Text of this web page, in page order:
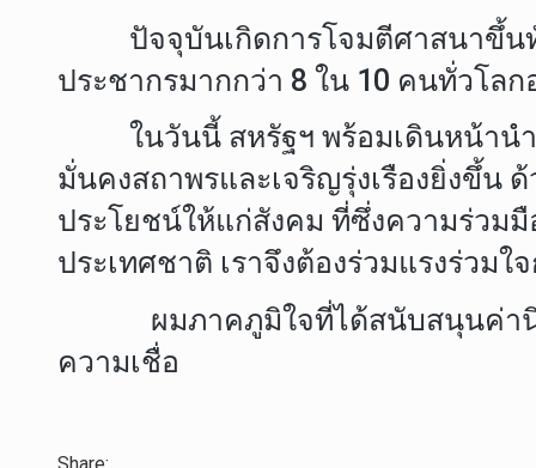
ปัจจุบันเกิดการโจมตีศาสนาขึ้นทั่ว
ประชากรมากกว่า 8 ใน 10 คนทั่วโล
ในวันนี้ สหรัฐฯ พร้อมเดินหน้านำค
มั่นคงสถาพรและเจริญรุ่งเรืองยิ่งขึ้น
ประโยชน์ให้แก่สังคม ที่ซึ่งความร่วม
ประเทศชาติ เราจึงต้องร่วมแรงร่วม
ผมภาคภูมิใจที่ได้สนับสนุนค่านิยมซึ่
ความเชื่อ